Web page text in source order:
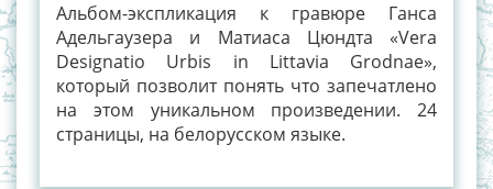
Альбом-экспликация к гравюре Ганса
Адельгаузера и Матиаса Цюндта «Vera
Designatio Urbis in Littavia Grodnae»,
который позволит понять что запечатлено
на этом уникальном произведении. 24
страницы, на белорусском языке.